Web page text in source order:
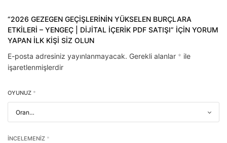
“2026 GEZEGEN GEÇIŞLERININ YÜKSELEN BURÇLARA
ETKILERI – YENGEÇ | DIJITAL IÇERIK PDF SATIŞI” IÇIN YORUM
YAPAN ILK KIŞI SIZ OLUN
E-posta adresiniz yayınlanmayacak. Gerekli alanlar * ile
işaretlenmişlerdir
OYUNUZ *
İNCELEMENIZ *